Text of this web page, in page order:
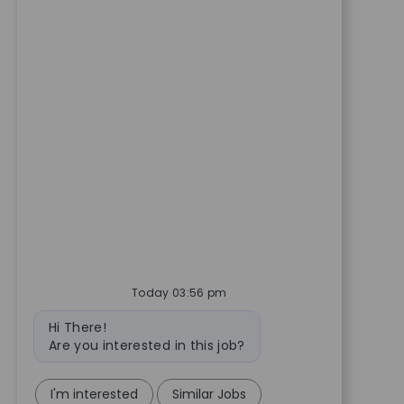
Today 03:56 pm
Bot message
Hi There!
Are you interested in this job?
I'm interested Similar Jobs